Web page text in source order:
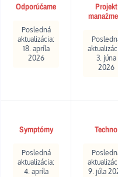
Odporúčame
Posledná
aktualizácia:
18. apríla
2026
Projekt
3. júna
2026
Symptómy
Posledná
aktualizácia:
4. apríla
Techno
9. júla